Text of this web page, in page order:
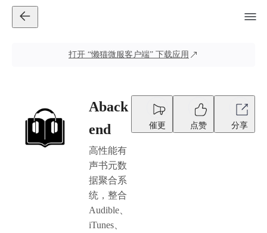
打开 “懒猫微服客户端” 下载应用
Aback
end
高性能有
声书元数
据聚合系
统，整合
Audible、
iTunes、
催更 点赞 分享